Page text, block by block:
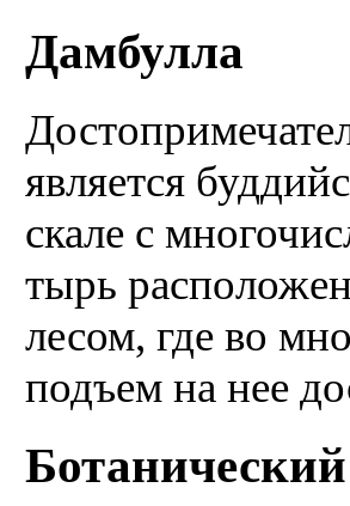
Дамбулла
является
скале с
тырь
лесом, где во
подъем на нее